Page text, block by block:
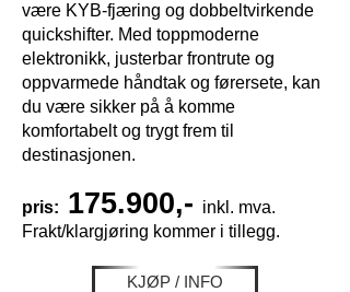
være KYB-fjæring og dobbeltvirkende
quickshifter. Med toppmoderne
elektronikk, justerbar frontrute og
oppvarmede håndtak og førersete, kan
du være sikker på å komme
komfortabelt og trygt frem til
destinasjonen.
pris: 175.900,- inkl. mva.
Frakt/klargjøring kommer i tillegg.
KJØP / INFO